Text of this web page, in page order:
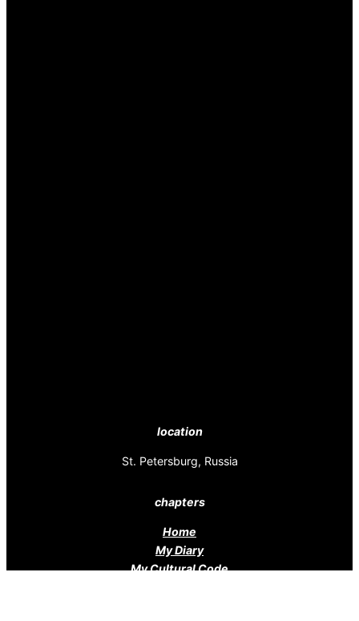
location
St. Petersburg, Russia
chapters
Home
My Diary
My Cultural Code